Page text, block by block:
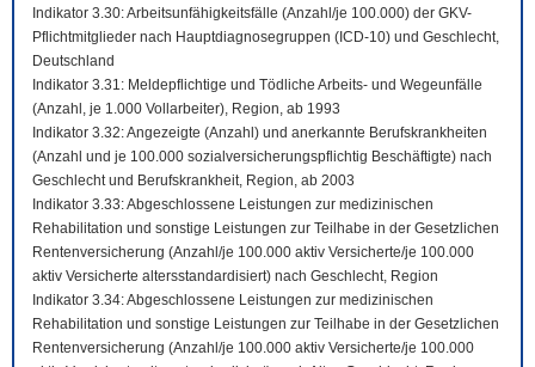
Indikator 3.30: Arbeitsunfähigkeitsfälle (Anzahl/je 100.000) der GKV-
Pflichtmitglieder nach Hauptdiagnosegruppen (ICD-10) und Geschlecht,
Deutschland
Indikator 3.31: Meldepflichtige und Tödliche Arbeits- und Wegeunfälle
(Anzahl, je 1.000 Vollarbeiter), Region, ab 1993
Indikator 3.32: Angezeigte (Anzahl) und anerkannte Berufskrankheiten
(Anzahl und je 100.000 sozialversicherungspflichtig Beschäftigte) nach
Geschlecht und Berufskrankheit, Region, ab 2003
Indikator 3.33: Abgeschlossene Leistungen zur medizinischen
Rehabilitation und sonstige Leistungen zur Teilhabe in der Gesetzlichen
Rentenversicherung (Anzahl/je 100.000 aktiv Versicherte/je 100.000
aktiv Versicherte altersstandardisiert) nach Geschlecht, Region
Indikator 3.34: Abgeschlossene Leistungen zur medizinischen
Rehabilitation und sonstige Leistungen zur Teilhabe in der Gesetzlichen
Rentenversicherung (Anzahl/je 100.000 aktiv Versicherte/je 100.000